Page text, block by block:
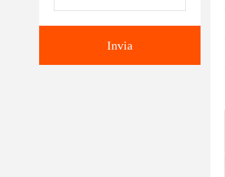
Invia